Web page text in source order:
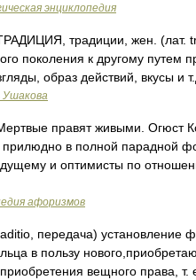
энциклопедия
традиции, жен. (лат.
поколения к другому путем
образ действий, вкусы и
Ушакова
правят живыми. Огюст
прилюдно в полной парадной
и оптимисты по
афоризмов
передача) установление
в пользу
вещного права, т.